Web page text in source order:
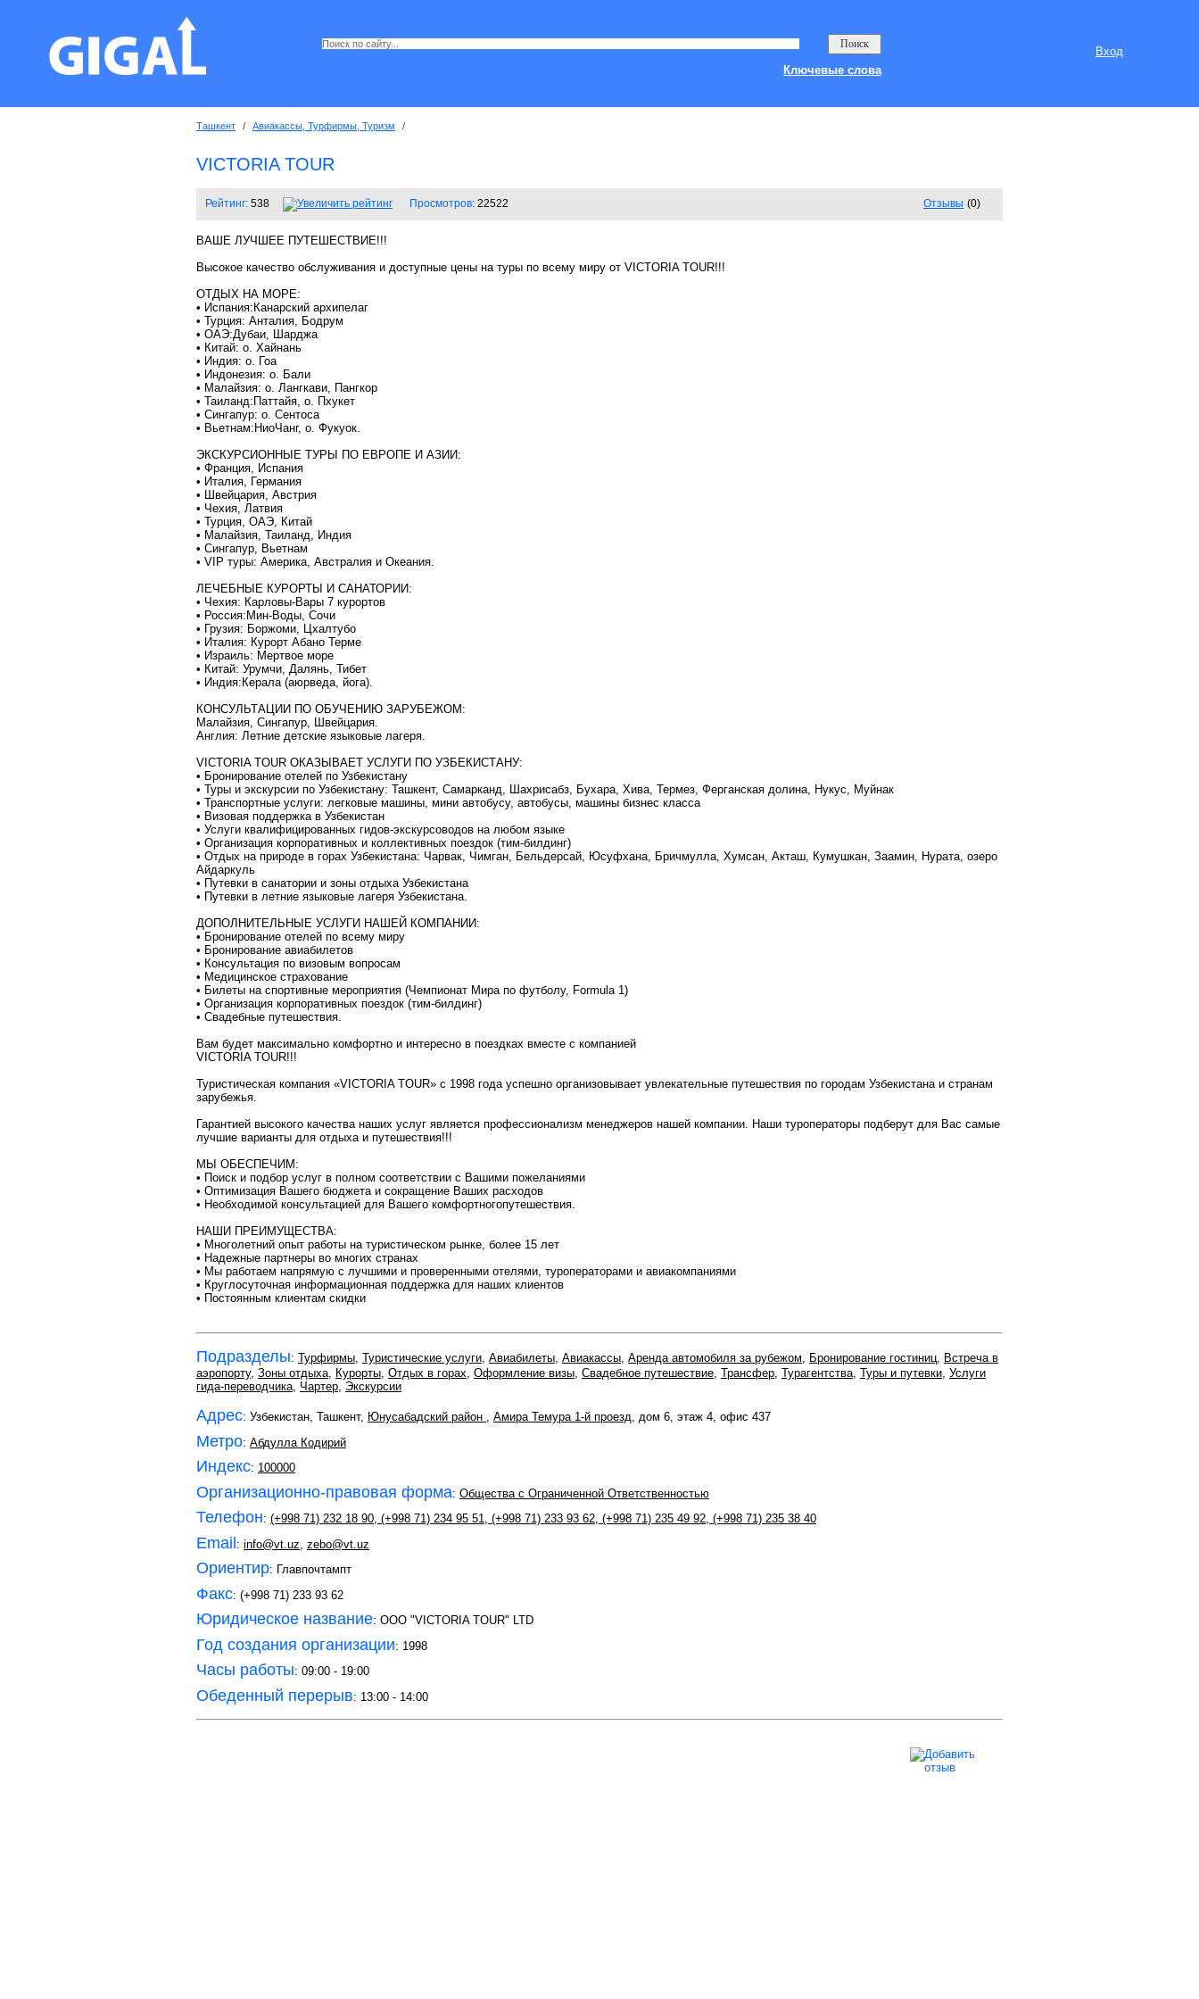
Вход
Ключевые слова
Ташкент / Авиакассы, Турфирмы, Туризм /
VICTORIA TOUR
Рейтинг: 538 Просмотров: 22522 Отзывы (0)
ВАШЕ ЛУЧШЕЕ ПУТЕШЕСТВИЕ!!!
Высокое качество обслуживания и доступные цены на туры по всему миру от VICTORIA TOUR!!!
ОТДЫХ НА МОРЕ:
• Испания:Канарский архипелаг
• Турция: Анталия, Бодрум
• ОАЭ:Дубаи, Шарджа
• Китай: о. Хайнань
• Индия: o. Гоа
• Индонезия: o. Бали
• Малайзия: о. Лангкави, Пангкор
• Таиланд:Паттайя, о. Пхукет
• Сингапур: o. Сентоса
• Вьетнам:НиоЧанг, о. Фукуок.
ЭКСКУРСИОННЫЕ ТУРЫ ПО ЕВРОПЕ И АЗИИ:
• Франция, Испания
• Италия, Германия
• Швейцария, Австрия
• Чехия, Латвия
• Турция, ОAЭ, Китай
• Малайзия, Таиланд, Индия
• Сингапур, Вьетнам
• VIP туры: Америка, Австралия и Океания.
ЛЕЧЕБНЫЕ КУРОРТЫ И САНАТОРИИ:
• Чехия: Карловы-Вары 7 курортов
• Россия:Мин-Воды, Сочи
• Грузия: Боржоми, Цхалтубо
• Италия: Курорт Абано Терме
• Израиль: Мертвое море
• Китай: Урумчи, Далянь, Тибет
• Индия:Керала (аюрведа, йога).
КОНСУЛЬТАЦИИ ПО ОБУЧЕНИЮ ЗАРУБЕЖОМ:
Малайзия, Cингапур, Швейцария.
Англия: Летние детские языковые лагеря.
VICTORIA TOUR ОКАЗЫВАЕТ УСЛУГИ ПО УЗБЕКИСТАНУ:
• Бронирование отелей по Узбекистану
• Туры и экскурсии по Узбекистану: Ташкент, Самарканд, Шахрисабз, Бухара, Хива, Термез, Ферганская долина, Нукус, Муйнак
• Транспортные услуги: легковые машины, мини автобусу, автобусы, машины бизнес класса
• Визовая поддержка в Узбекистан
• Услуги квалифицированных гидов-экскурсоводов на любом языке
• Организация корпоративных и коллективных поездок (тим-билдинг)
• Отдых на природе в горах Узбекистана: Чарвак, Чимган, Бельдерсай, Юсуфхана, Бричмулла, Хумсан, Акташ, Кумушкан, Заамин, Нурата, озеро
Айдаркуль
• Путевки в санатории и зоны отдыха Узбекистана
• Путевки в летние языковые лагеря Узбекистана.
ДОПОЛНИТЕЛЬНЫЕ УСЛУГИ НАШЕЙ КОМПАНИИ:
• Бронирование отелей по всему миру
• Бронирование авиабилетов
• Консультация по визовым вопросам
• Медицинское страхование
• Билеты на спортивные мероприятия (Чемпионат Мира по футболу, Formula 1)
• Организация корпоративных поездок (тим-билдинг)
• Свадебные путешествия.
Вам будет максимально комфортно и интересно в поездках вместе с компанией
VICTORIA TOUR!!!
Туристическая компания «VICTORIA TOUR» с 1998 года успешно организовывает увлекательные путешествия по городам Узбекистана и странам
зарубежья.
Гарантией высокого качества наших услуг является профессионализм менеджеров нашей компании. Наши туроператоры подберут для Вас самые
лучшие варианты для отдыха и путешествия!!!
МЫ ОБЕСПЕЧИМ:
• Поиск и подбор услуг в полном соответствии с Вашими пожеланиями
• Оптимизация Вашего бюджета и сокращение Ваших расходов
• Необходимой консультацией для Вашего комфортногопутешествия.
НАШИ ПРЕИМУЩЕСТВА:
• Многолетний опыт работы на туристическом рынке, более 15 лет
• Надежные партнеры во многих странах
• Мы работаем напрямую с лучшими и проверенными отелями, туроператорами и авиакомпаниями
• Круглосуточная информационная поддержка для наших клиентов
• Постоянным клиентам скидки
Подразделы: Турфирмы, Туристические услуги, Авиабилеты, Авиакассы, Аренда автомобиля за рубежом, Бронирование гостиниц, Встреча в
аэропорту, Зоны отдыха, Курорты, Отдых в горах, Оформление визы, Свадебное путешествие, Трансфер, Турагентства, Туры и путевки, Услуги
гида-переводчика, Чартер, Экскурсии
Адрес: Узбекистан, Ташкент, Юнусабадский район , Амира Темура 1-й проезд, дом 6, этаж 4, офис 437
Метро: Абдулла Кодирий
Индекс: 100000
Организационно-правовая форма: Общества с Ограниченной Ответственностью
Телефон: (+998 71) 232 18 90, (+998 71) 234 95 51, (+998 71) 233 93 62, (+998 71) 235 49 92, (+998 71) 235 38 40
Email: info@vt.uz zebo@vt.uz
Ориентир: Главпочтампт
Факс: (+998 71) 233 93 62
Юридическое название: OOO "VICTORIA TOUR" LTD
Год создания организации: 1998
Часы работы: 09:00 - 19:00
Обеденный перерыв: 13:00 - 14:00